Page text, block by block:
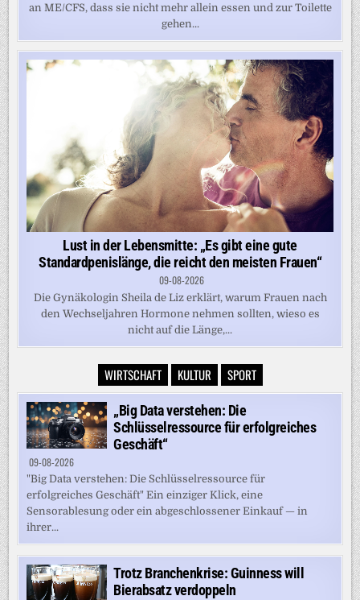
an ME/CFS, dass sie nicht mehr allein essen und zur Toilette
gehen...
Lust in der Lebensmitte: „Es gibt eine gute
Standardpenislänge, die reicht den meisten Frauen“
09-08-2026
Die Gynäkologin Sheila de Liz erklärt, warum Frauen nach
den Wechseljahren Hormone nehmen sollten, wieso es
nicht auf die Länge,...
WIRTSCHAFT KULTUR SPORT
„Big Data verstehen: Die
Schlüsselressource für erfolgreiches
Geschäft“
09-08-2026
"Big Data verstehen: Die Schlüsselressource für
erfolgreiches Geschäft" Ein einziger Klick, eine
Sensorablesung oder ein abgeschlossener Einkauf — in
ihrer...
Trotz Branchenkrise: Guinness will
Bierabsatz verdoppeln